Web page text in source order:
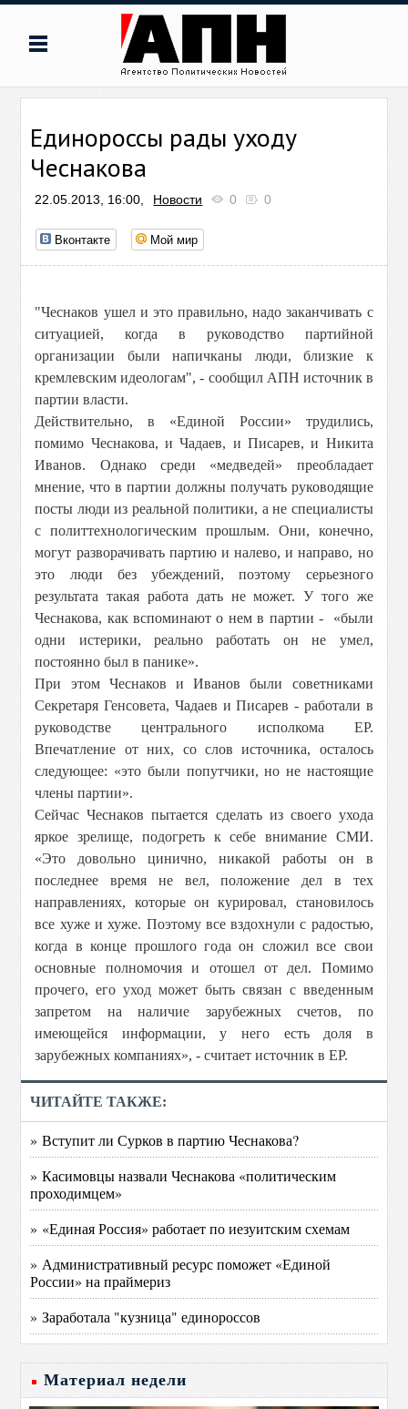
Единороссы рады уходу
Чеснакова
22.05.2013, 16:00, Новости 0 0
Вконтакте Мой мир
"Чеснаков ушел и это правильно, надо заканчивать с
ситуацией, когда в руководство партийной
организации были напичканы люди, близкие к
кремлевским идеологам", - сообщил АПН источник в
партии власти.
Действительно, в «Единой России» трудились,
помимо Чеснакова, и Чадаев, и Писарев, и Никита
Иванов. Однако среди «медведей» преобладает
мнение, что в партии должны получать руководящие
посты люди из реальной политики, а не специалисты
с политтехнологическим прошлым. Они, конечно,
могут разворачивать партию и налево, и направо, но
это люди без убеждений, поэтому серьезного
результата такая работа дать не может. У того же
Чеснакова, как вспоминают о нем в партии - «были
одни истерики, реально работать он не умел,
постоянно был в панике».
При этом Чеснаков и Иванов были советниками
Секретаря Генсовета, Чадаев и Писарев - работали в
руководстве центрального исполкома ЕР.
Впечатление от них, со слов источника, осталось
следующее: «это были попутчики, но не настоящие
члены партии».
Сейчас Чеснаков пытается сделать из своего ухода
яркое зрелище, подогреть к себе внимание СМИ.
«Это довольно цинично, никакой работы он в
последнее время не вел, положение дел в тех
направлениях, которые он курировал, становилось
все хуже и хуже. Поэтому все вздохнули с радостью,
когда в конце прошлого года он сложил все свои
основные полномочия и отошел от дел. Помимо
прочего, его уход может быть связан с введенным
запретом на наличие зарубежных счетов, по
имеющейся информации, у него есть доля в
зарубежных компаниях», - считает источник в ЕР.
ЧИТАЙТЕ ТАКЖЕ:
» Вступит ли Сурков в партию Чеснакова?
» Касимовцы назвали Чеснакова «политическим
проходимцем»
» «Единая Россия» работает по иезуитским схемам
» Административный ресурс поможет «Единой
России» на праймериз
» Заработала "кузница" единороссов
Материал недели